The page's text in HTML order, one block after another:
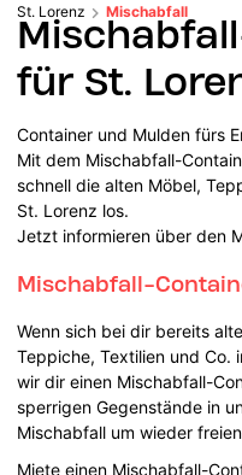
St. Lorenz
Mischabfall
für St.
Container und Mulden fürs
Mit dem Mischabfall-
schnell die alten Möbel,
St. Lorenz los.
Jetzt informieren über den
Mischabfall-
Wenn sich bei dir bereits
Teppiche, Textilien und Co.
wir dir einen Mischabfall-
sperrigen Gegenstände in
Mischabfall um wieder
Miete einen Mischabfall-